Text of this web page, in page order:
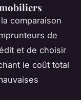
comparaison
de
et de choisir
le coût total